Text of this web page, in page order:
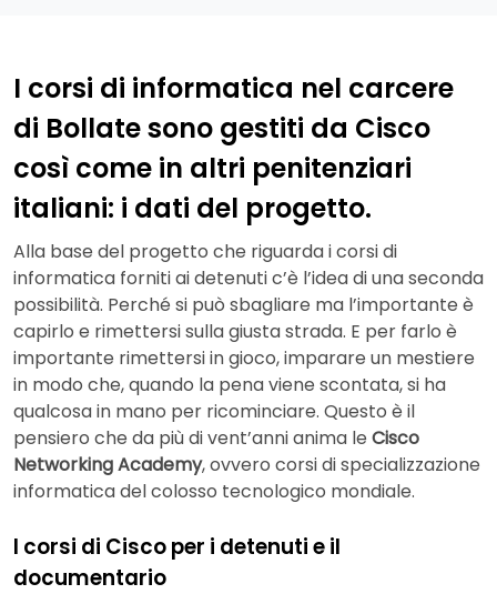
I corsi di informatica nel carcere
di Bollate sono gestiti da Cisco
così come in altri penitenziari
italiani: i dati del progetto.
Alla base del progetto che riguarda i corsi di
informatica forniti ai detenuti c’è l’idea di una seconda
possibilità. Perché si può sbagliare ma l’importante è
capirlo e rimettersi sulla giusta strada. E per farlo è
importante rimettersi in gioco, imparare un mestiere
in modo che, quando la pena viene scontata, si ha
qualcosa in mano per ricominciare. Questo è il
pensiero che da più di vent’anni anima le Cisco
Networking Academy, ovvero corsi di specializzazione
informatica del colosso tecnologico mondiale.
I corsi di Cisco per i detenuti e il
documentario